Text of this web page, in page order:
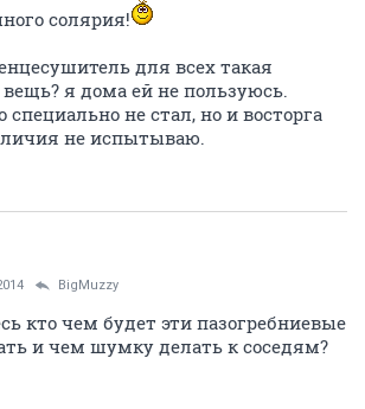
солярия!
для всех такая
я дома ей не пользуюсь.
специально не стал, но и восторга
не испытываю.
BigMuzzy
кто чем будет эти пазогребниевые
и чем шумку делать к соседям?